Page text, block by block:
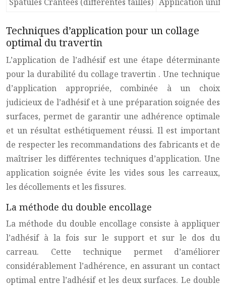
Techniques d’application pour un collage
optimal du travertin
L’application de l’adhésif est une étape déterminante
pour la durabilité du collage travertin . Une technique
d’application appropriée, combinée à un choix
judicieux de l’adhésif et à une préparation soignée des
surfaces, permet de garantir une adhérence optimale
et un résultat esthétiquement réussi. Il est important
de respecter les recommandations des fabricants et de
maîtriser les différentes techniques d’application. Une
application soignée évite les vides sous les carreaux,
les décollements et les fissures.
La méthode du double encollage
La méthode du double encollage consiste à appliquer
l’adhésif à la fois sur le support et sur le dos du
carreau. Cette technique permet d’améliorer
considérablement l’adhérence, en assurant un contact
optimal entre l’adhésif et les deux surfaces. Le double